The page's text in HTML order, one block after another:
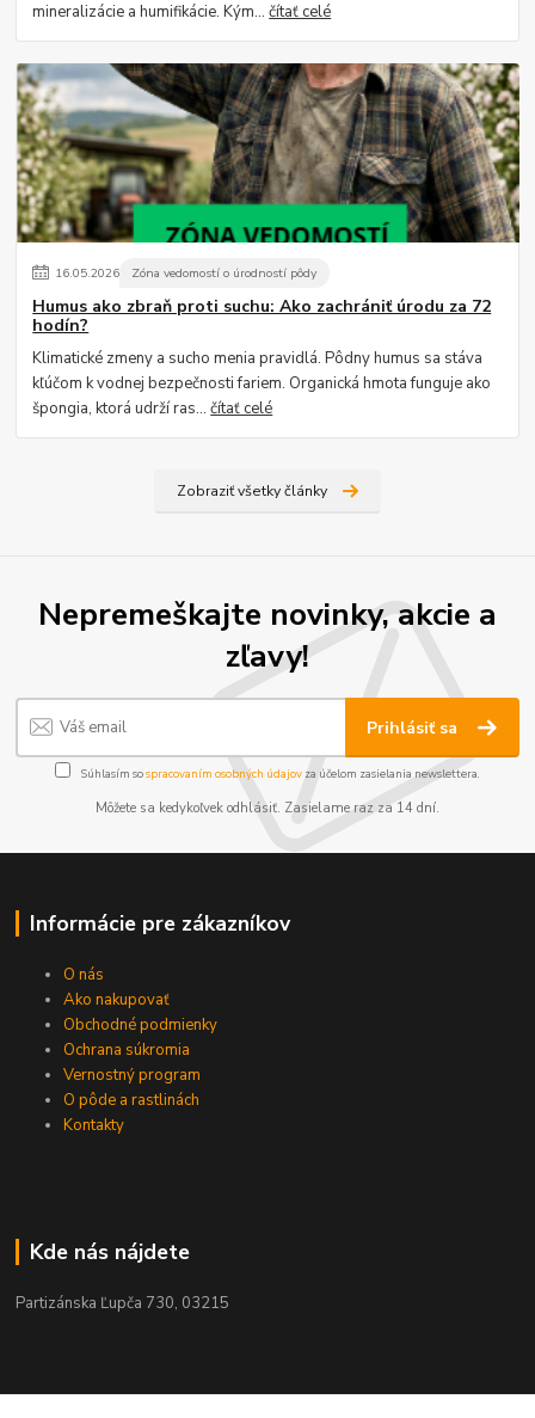
mineralizácie a humifikácie. Kým...čítať celé
16.05.2026 Zóna vedomostí o úrodností pôdy
Humus ako zbraň proti suchu: Ako zachrániť úrodu za 72
hodín?
Klimatické zmeny a sucho menia pravidlá. Pôdny humus sa stáva
kľúčom k vodnej bezpečnosti fariem. Organická hmota funguje ako
špongia, ktorá udrží ras...čítať celé
Zobraziť všetky články
Nepremeškajte novinky, akcie a
zľavy!
Prihlásiť sa
Súhlasím sospracovaním osobných údajov za účelom zasielania newslettera.
Môžete sa kedykoľvek odhlásiť. Zasielame raz za 14 dní.
Informácie pre zákazníkov
O nás
Ako nakupovať
Obchodné podmienky
Ochrana súkromia
Vernostný program
O pôde a rastlinách
Kontakty
Kde nás nájdete
Partizánska Ľupča 730, 03215